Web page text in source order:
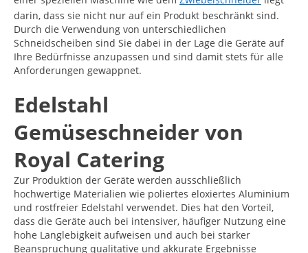
darin, dass sie nicht nur auf ein Produkt beschränkt sind.
Durch die Verwendung von unterschiedlichen
Schneidscheiben sind Sie dabei in der Lage die Geräte auf
Ihre Bedürfnisse anzupassen und sind damit stets für alle
Anforderungen gewappnet.
Edelstahl
Gemüseschneider von
Royal Catering
Zur Produktion der Geräte werden ausschließlich
hochwertige Materialien wie poliertes eloxiertes Aluminium
und rostfreier Edelstahl verwendet. Dies hat den Vorteil,
dass die Geräte auch bei intensiver, häufiger Nutzung eine
hohe Langlebigkeit aufweisen und auch bei starker
Beanspruchung qualitative und akkurate Ergebnisse